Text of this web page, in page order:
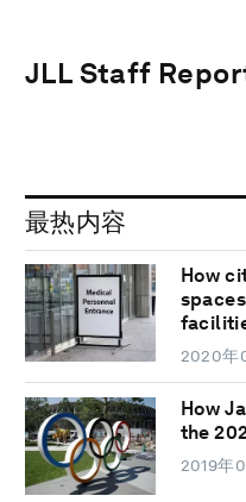
JLL Staff
最热内容
How
2020年
How
the
2019年